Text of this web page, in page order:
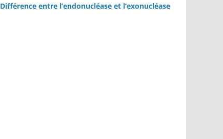
Différence entre l’endonucléase et l’exonucléase